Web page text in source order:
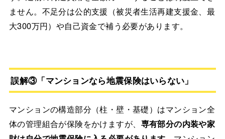
ません。不足分は公的支援（被災者生活再建支援金、最
大300万円）や自己資金で補う必要があります。
誤解③「マンションなら地震保険はいらない」
マンションの構造部分（柱・壁・基礎）はマンション全
体の管理組合が保険をかけますが、 専有部分の内装や家